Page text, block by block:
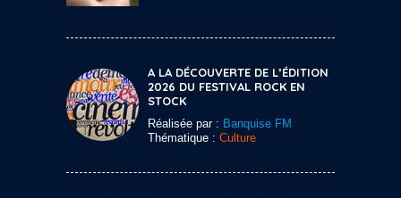
A LA DÉCOUVERTE DE L’ÉDITION
2026 DU FESTIVAL ROCK EN
STOCK
Réalisée par : Banquise FM
Thématique : Culture